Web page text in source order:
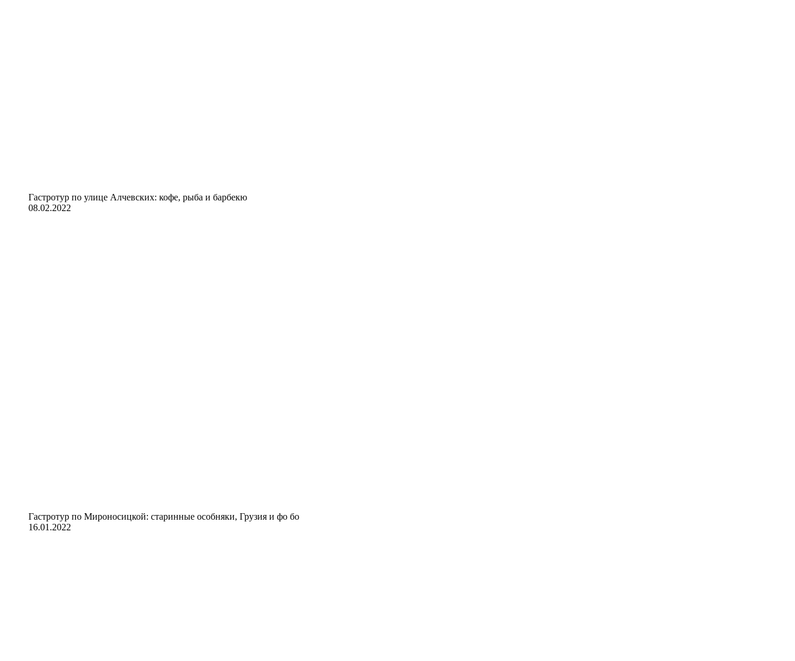
Гастротур по улице Алчевских: кофе, рыба и барбекю
08.02.2022
Гастротур по Мироносицкой: старинные особняки, Грузия и фо бо
16.01.2022